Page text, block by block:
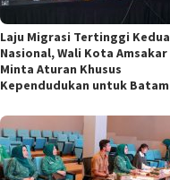
Laju Migrasi Tertinggi Kedua
Nasional, Wali Kota Amsakar
Minta Aturan Khusus
Kependudukan untuk Batam